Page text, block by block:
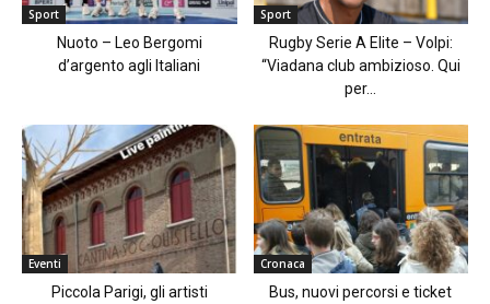
Sport
Nuoto – Leo Bergomi
d’argento agli Italiani
Sport
Rugby Serie A Elite – Volpi:
“Viadana club ambizioso. Qui
per...
Eventi
Piccola Parigi, gli artisti
Cronaca
Bus, nuovi percorsi e ticket